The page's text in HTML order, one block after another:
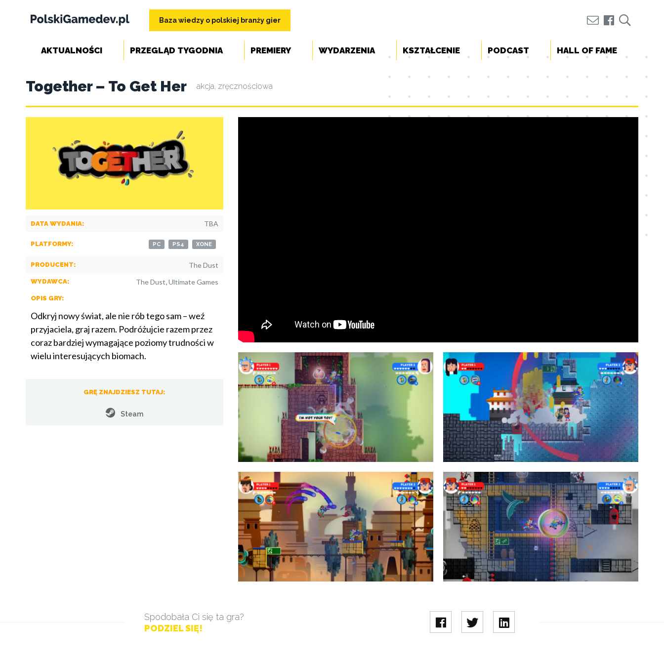
Baza wiedzy o polskiej branży gier
AKTUALNOŚCI PRZEGLĄD TYGODNIA PREMIERY WYDARZENIA KSZTAŁCENIE PODCAST HALL OF FAME
Together – To Get Her akcja zręcznościowa
DATA WYDANIA: TBA
PLATFORMY: PC PS4 XONE
PRODUCENT: The Dust
WYDAWCA: The Dust,Ultimate Games
OPIS GRY:
Odkryj nowy świat, ale nie rób tego sam – weź
przyjaciela, graj razem. Podróżujcie razem przez
coraz bardziej wymagające poziomy trudności w
wielu interesujących biomach.
GRĘ ZNAJDZIESZ TUTAJ:
Steam
Spodobała Ci się ta gra?
PODZIEL SIĘ!